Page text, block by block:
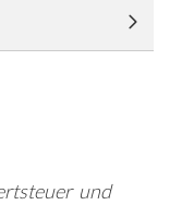
und